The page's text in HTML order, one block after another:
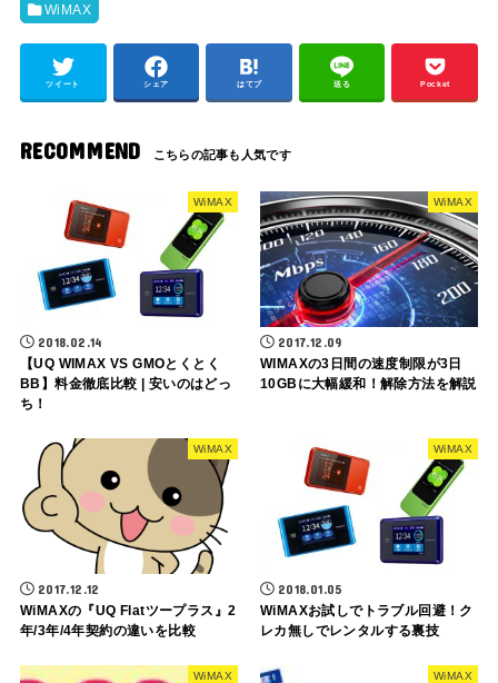
WiMAX
ツイート シェア はてブ 送る Pocket
RECOMMEND
WiMAX
2018.02.14
【UQ WIMAX VS GMOとくとく
BB】料金徹底比較 | 安いのはどっ
ち！
WiMAX
2017.12.09
WIMAXの3日間の速度制限が3日
10GBに大幅緩和！解除方法を解説
WiMAX
2017.12.12
WiMAXの『UQ Flatツープラス』2
年/3年/4年契約の違いを比較
WiMAX
2018.01.05
WiMAXお試しでトラブル回避！ク
レカ無しでレンタルする裏技
WiMAX WiMAX